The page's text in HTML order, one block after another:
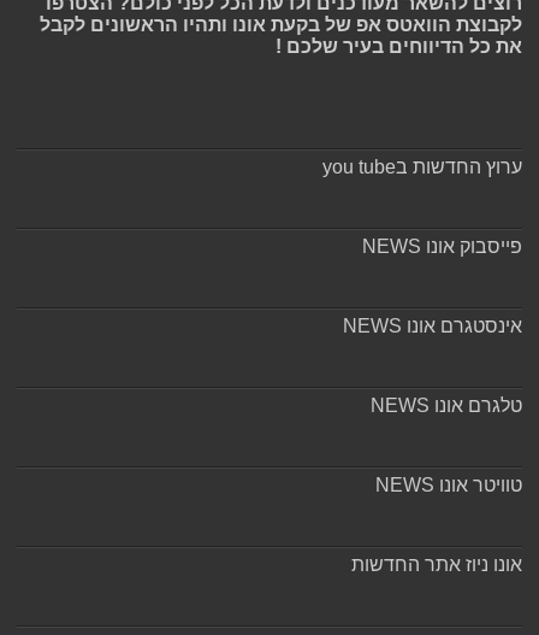
לקבוצת הוואטס אפ של בקעת אונו ותהיו הראשונים לקבל
את כל הדיווחים בעיר שלכם !
ערוץ החדשות בyou tube
פייסבוק אונו NEWS
אינסטגרם אונו NEWS
טלגרם אונו NEWS
טוויטר אונו NEWS
אונו ניוז אתר החדשות